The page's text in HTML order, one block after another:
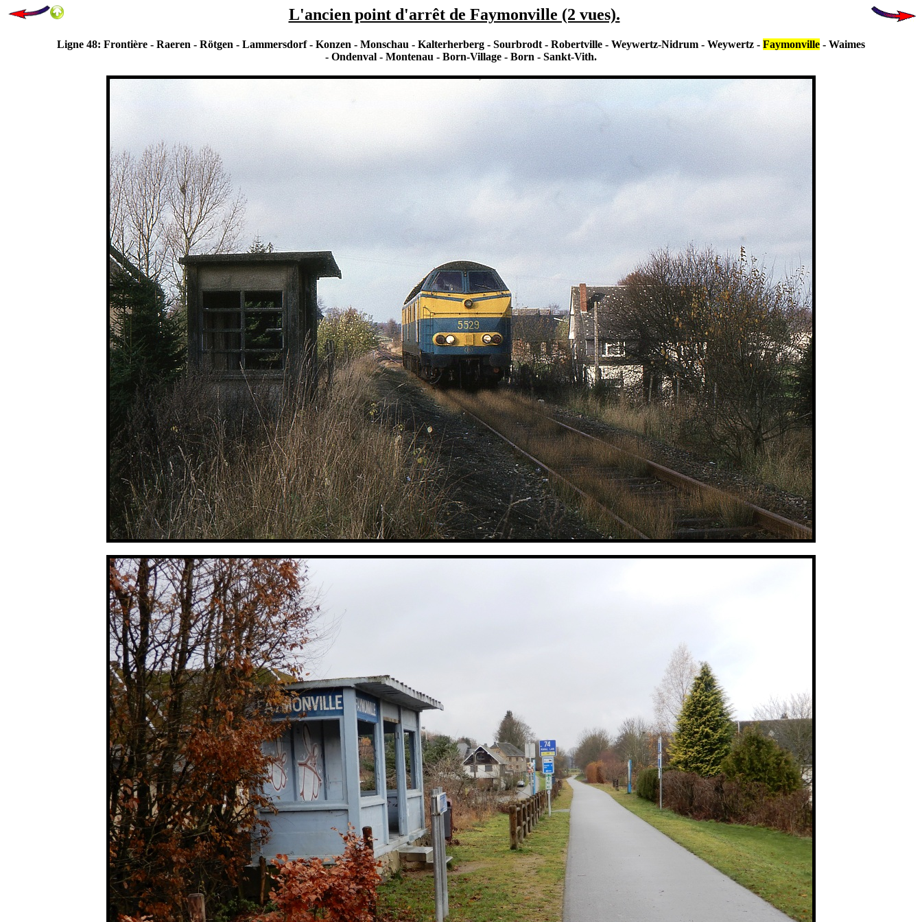
L'ancien point d'arrêt de Faymonville (2 vues).
Ligne 48: Frontière - Raeren - Rötgen - Lammersdorf - Konzen - Monschau - Kalterherberg - Sourbrodt - Robertville - Weywertz-Nidrum - Weywertz - Faymonville - Waimes
- Ondenval - Montenau - Born-Village - Born - Sankt-Vith.